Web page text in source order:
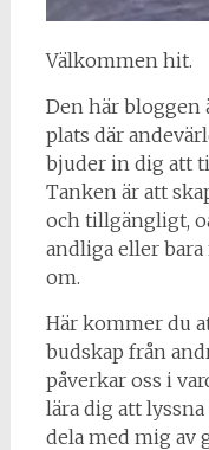
Välkommen hit.
Den här bloggen
plats där
bjuder in dig att
Tanken är att
och tillgängligt,
andliga eller
om.
Här kommer du
budskap från
påverkar oss i
lära dig att
dela med mig av